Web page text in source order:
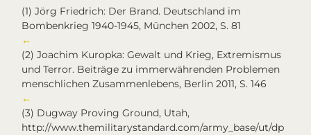
(1) Jörg Friedrich: Der Brand. Deutschland im
Bombenkrieg 1940-1945, München 2002, S. 81
←
(2) Joachim Kuropka: Gewalt und Krieg, Extremismus
und Terror. Beiträge zu immerwährenden Problemen
menschlichen Zusammenlebens, Berlin 2011, S. 146
←
(3) Dugway Proving Ground, Utah,
http://www.themilitarystandard.com/army_base/ut/dp